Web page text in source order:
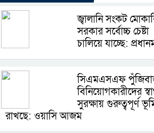
জ্বালানি সংকট
সরকার সর্বোচ্চ চেষ্টা
চালিয়ে যাচ্ছে:
সিএমএসএফ
বিনিয়োগকারীদের
সুরক্ষায় গুরুত্বপূর্ণ
রাখছে: ওয়াসি আজম